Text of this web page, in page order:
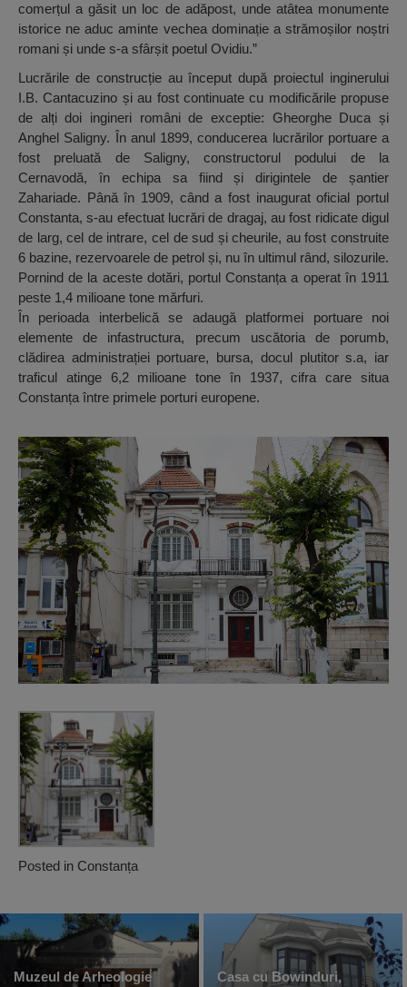
comerțul a găsit un loc de adăpost, unde atâtea monumente
istorice ne aduc aminte vechea dominație a strămoșilor noștri
romani și unde s-a sfârșit poetul Ovidiu.”
Lucrările de construcție au început după proiectul inginerului
I.B. Cantacuzino și au fost continuate cu modificările propuse
de alți doi ingineri români de exceptie: Gheorghe Duca și
Anghel Saligny. În anul 1899, conducerea lucrărilor portuare a
fost preluată de Saligny, constructorul podului de la
Cernavodă, în echipa sa fiind și dirigintele de șantier
Zahariade. Până în 1909, când a fost inaugurat oficial portul
Constanta, s-au efectuat lucrări de dragaj, au fost ridicate digul
de larg, cel de intrare, cel de sud și cheurile, au fost construite
6 bazine, rezervoarele de petrol și, nu în ultimul rând, silozurile.
Pornind de la aceste dotări, portul Constanța a operat în 1911
peste 1,4 milioane tone mărfuri.
În perioada interbelică se adaugă platformei portuare noi
elemente de infastructura, precum uscătoria de porumb,
clădirea administrației portuare, bursa, docul plutitor s.a, iar
traficul atinge 6,2 milioane tone în 1937, cifra care situa
Constanța între primele porturi europene.
Posted in Constanța
Muzeul de Arheologie
Casa cu Bowinduri,